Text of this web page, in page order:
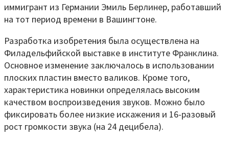
иммигрант из Германии Эмиль Берлинер, работавший
на тот период времени в Вашингтоне.
Разработка изобретения была осуществлена на
Филадельфийской выставке в институте Франклина.
Основное изменение заключалось в использовании
плоских пластин вместо валиков. Кроме того,
характеристика новинки определялась высоким
качеством воспроизведения звуков. Можно было
фиксировать более низкие искажения и 16-разовый
рост громкости звука (на 24 децибела).